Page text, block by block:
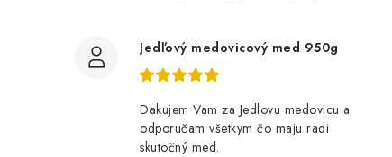
Jedľový medovicový med 950g
Dakujem Vam za Jedlovu medovicu a
odporučam všetkym čo maju radi
skutočný med.